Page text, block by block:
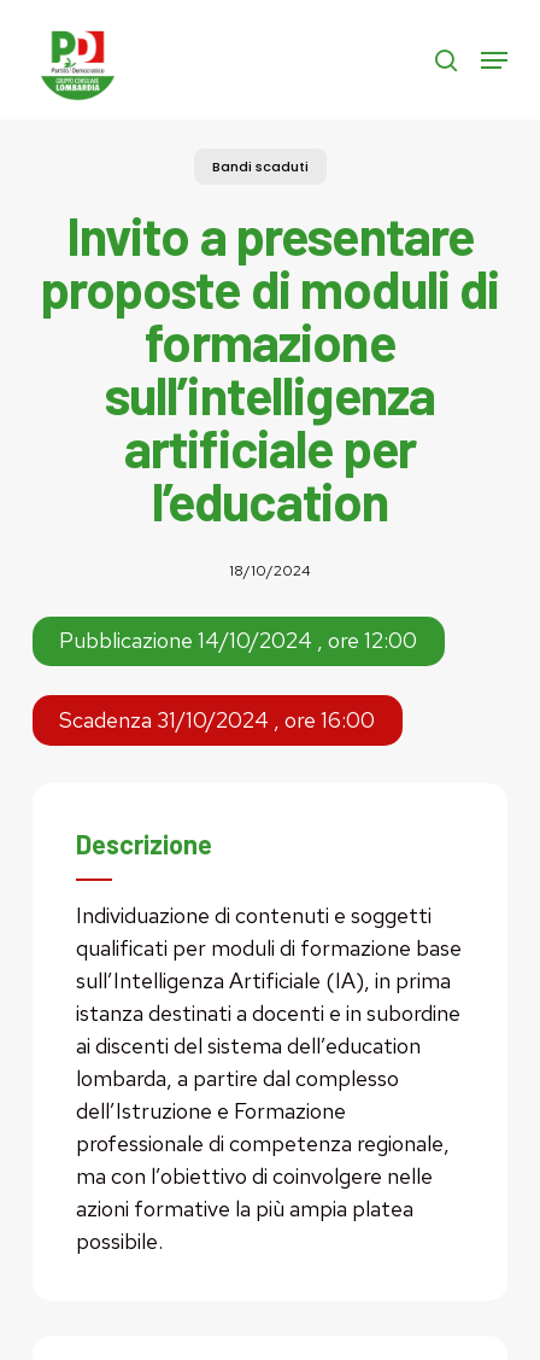
content
search
Menu
Bandi scaduti
Invito a presentare
proposte di moduli di
formazione
sull’intelligenza
artificiale per
l’education
18/10/2024
Pubblicazione 14/10/2024 , ore 12:00
Scadenza 31/10/2024 , ore 16:00
Descrizione
Individuazione di contenuti e soggetti
qualificati per moduli di formazione base
sull’Intelligenza Artificiale (IA), in prima
istanza destinati a docenti e in subordine
ai discenti del sistema dell’education
lombarda, a partire dal complesso
dell’Istruzione e Formazione
professionale di competenza regionale,
ma con l’obiettivo di coinvolgere nelle
azioni formative la più ampia platea
possibile.